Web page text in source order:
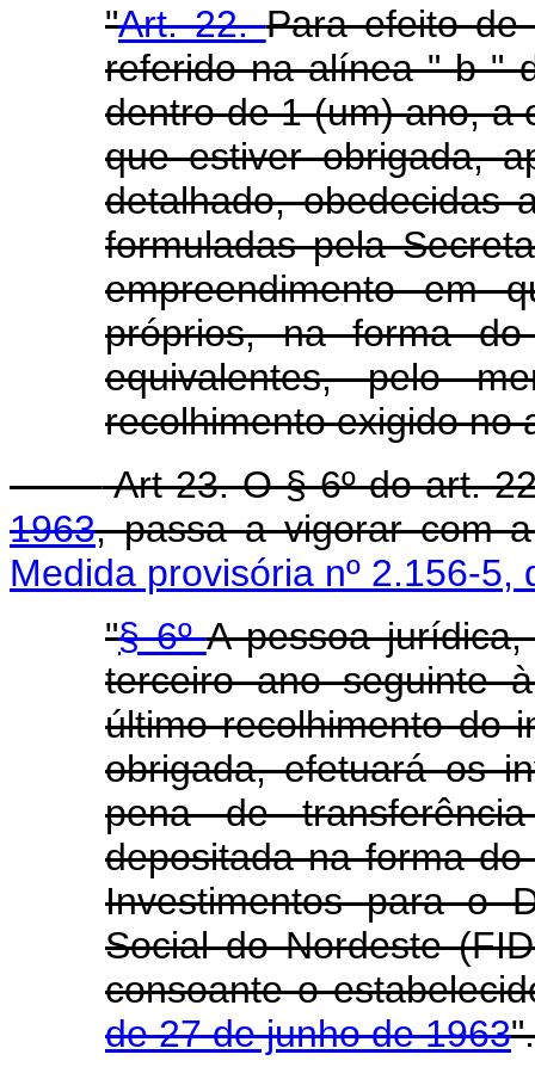
"Art. 22.Para efeito de
referido na alínea " b "
dentro de 1 (um) ano, a
que estiver obrigada,
detalhado, obedecidas
formuladas pela
empreendimento em
próprios, na forma
equivalentes, pelo
recolhimento exigido no
Art 23. O § 6º do art.
1963, passa a vigorar com
Medida provisória nº 2.156-5,
"§ 6ºA pessoa
terceiro ano seguinte
último recolhimento do
obrigada, efetuará os
pena de
depositada na forma
Investimentos para o
Social do Nordeste
consoante o
de 27 de junho de 1963".